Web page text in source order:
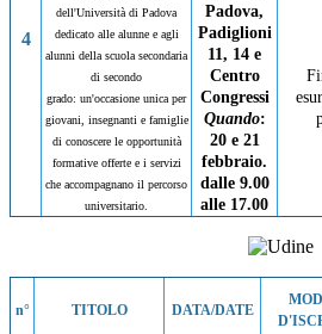
4
dell'Università di Padova
dedicato alle alunne e agli
alunni della scuola secondaria
di secondo
grado: un'occasione unica per
giovani, insegnanti e famiglie
di conoscere le opportunità
formative offerte e i servizi
che accompagnano il percorso
universitario.
Padova,
Padiglioni
11, 14 e
Centro
Congressi
Quando:
20 e 21
febbraio.
dalle 9.00
alle 17.00
n° TITOLO DATA/DATE